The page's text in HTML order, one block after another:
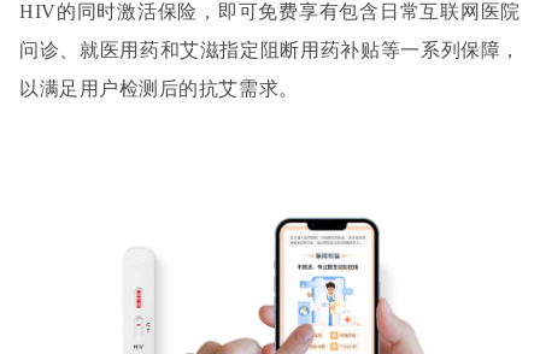
HIV的同时激活保险，即可免费享有包含日常互联网医院
问诊、就医用药和艾滋指定阻断用药补贴等一系列保障，
以满足用户检测后的抗艾需求。